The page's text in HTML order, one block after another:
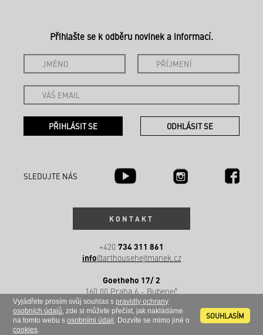
Vyjádřete prosím svůj souhlas spravidly ochrany
osobních údajů, zde si můžete přečíst, jak nakládáme
na tomto webu sosobními údaji. Dozvíte se mimo jiné o
cookies.
SOUHLASÍM
Přihlašte se k odběru novinek a informací.
SLEDUJTE NÁS
KONTAKT
+420 734 311 861
info@arthousehejtmanek.cz
Goetheho 17/ 2
160 00 Praha 6 - Bubeneč
Česká republika